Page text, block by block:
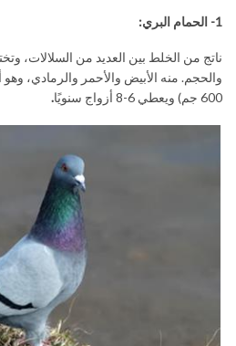
1- الحمام البري:
ناتج من الخلط بين العديد من السلالات،
600 جم) ويعطي 6-8 أزواج سنويًا
.